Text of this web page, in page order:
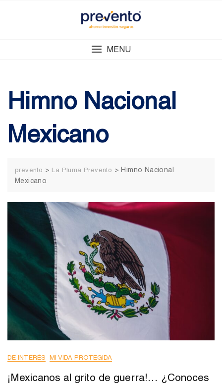
MENU
Himno Nacional
Mexicano
prevento > La Pluma Prevento > Himno Nacional
Mexicano
DE INTERÉS MI VIDA PROTEGIDA
¡Mexicanos al grito de guerra!… ¿Conoces